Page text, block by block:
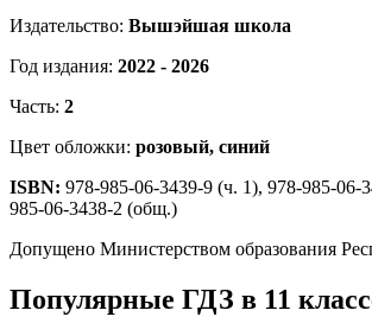
Издательство: Вышэйшая школа
Год издания: 2022 - 2026
Часть: 2
Цвет обложки: розовый, синий
ISBN: 978-985-06-3439-9 (ч. 1), 978-985-06-
985-06-3438-2 (общ.)
Допущено Министерством образования
Популярные ГДЗ в 11